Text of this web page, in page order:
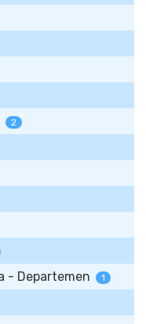
2
- Departemen 1